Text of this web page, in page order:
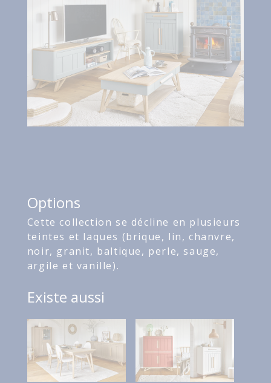
Options
Cette collection se décline en plusieurs
teintes et laques (brique, lin, chanvre,
noir, granit, baltique, perle, sauge,
argile et vanille).
Existe aussi